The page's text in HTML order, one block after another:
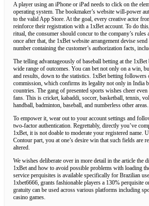
A player using an iPhone or iPad needs to click on the
operating system. The bookmaker’s website will-power
to the valid App Store. At the goal, every creative actor
reinforce their registration with a 1xBet account. To do
ritual, the consumer should concur to the company’s rules
once after that, the 1xBet website arrangement devise
number containing the customer’s authorization facts,
The telling advantageously of baseball betting at the 1xBet
wide range of outcomes. You can bet not only on a win,
and results, down to the statistics. 1xBet betting followers
commission, which confirms its legality not only in India
countries. The gang of presented sports wishes cheer
fans. This is cricket, kabaddi, soccer, basketball, tennis,
handball, badminton, baseball, and numberless other areas.
To empower it, wear out to your account settings and
two-factor authentication. Regrettably, directly you’ve
1xBet, it is not doable to moderate your registered name.
Contour part, you at one’s desire win that such fields are
altered.
We wishes deliberate over in more detail in the article the
1xBet and how to avoid possible problems with loading
service perquisites is available specifically for Brazilian
1xbet6666, grants fashionable players a 130% perquisite
gratuity can be used across various platforms including
casino games.